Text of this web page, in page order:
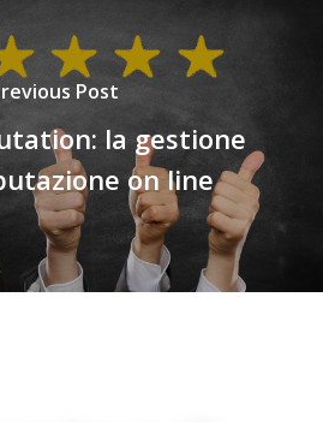
Post
la gestione
on line